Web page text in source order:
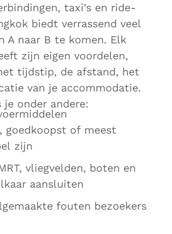
taxi’s en ride-
biedt verrassend veel
A naar B te komen. Elk
zijn eigen voordelen,
tijdstip, de afstand, het
van je accommodatie.
je onder andere:
goedkoopst of meest
zijn
vliegvelden, boten en
aansluiten
fouten bezoekers